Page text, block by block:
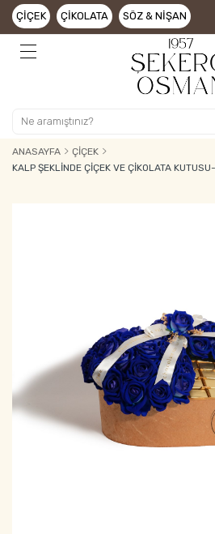
ÇIÇEK ÇIKOLATA SÖZ & NIŞAN
ANASAYFA
ÇIÇEK
KALP ŞEKLINDE ÇIÇEK VE ÇIKOLATA